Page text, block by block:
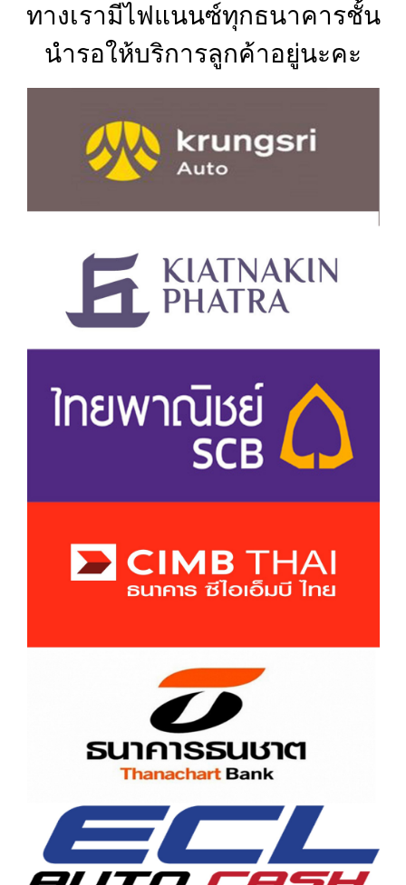
ทางเรามีไฟแนนซ์ทุกธนาคารชั้น
นำรอให้บริการลูกค้าอยู่นะคะ